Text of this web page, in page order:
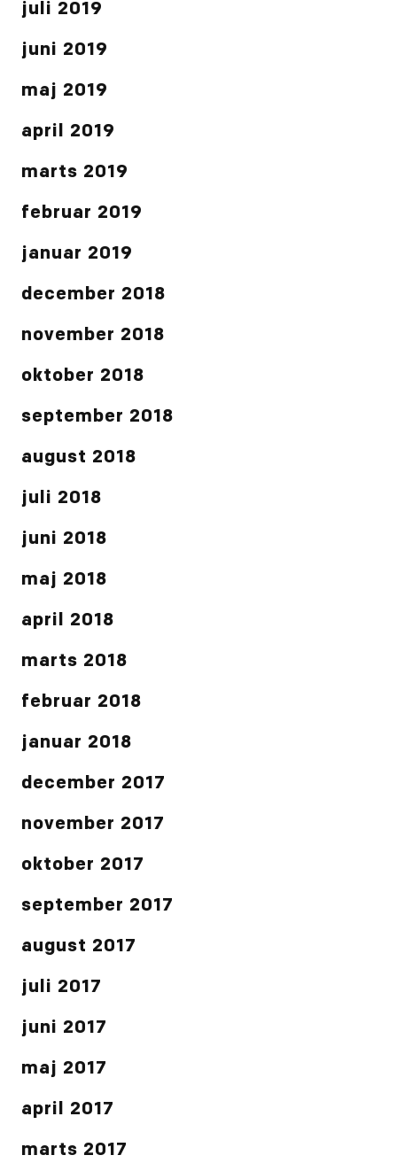
juli 2019
juni 2019
maj 2019
april 2019
marts 2019
februar 2019
januar 2019
december 2018
november 2018
oktober 2018
september 2018
august 2018
juli 2018
juni 2018
maj 2018
april 2018
marts 2018
februar 2018
januar 2018
december 2017
november 2017
oktober 2017
september 2017
august 2017
juli 2017
juni 2017
maj 2017
april 2017
marts 2017